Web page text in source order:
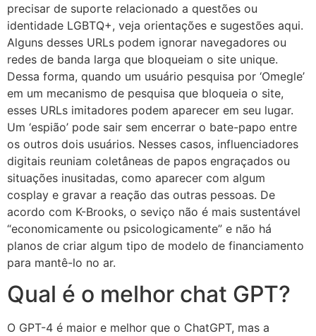
precisar de suporte relacionado a questões ou
identidade LGBTQ+, veja orientações e sugestões aqui.
Alguns desses URLs podem ignorar navegadores ou
redes de banda larga que bloqueiam o site unique.
Dessa forma, quando um usuário pesquisa por ‘Omegle’
em um mecanismo de pesquisa que bloqueia o site,
esses URLs imitadores podem aparecer em seu lugar.
Um ‘espião’ pode sair sem encerrar o bate-papo entre
os outros dois usuários. Nesses casos, influenciadores
digitais reuniam coletâneas de papos engraçados ou
situações inusitadas, como aparecer com algum
cosplay e gravar a reação das outras pessoas. De
acordo com K-Brooks, o seviço não é mais sustentável
“economicamente ou psicologicamente” e não há
planos de criar algum tipo de modelo de financiamento
para mantê-lo no ar.
Qual é o melhor chat GPT?
O GPT-4 é maior e melhor que o ChatGPT, mas a